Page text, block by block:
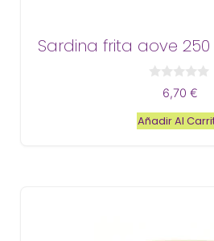
Sardina frita aove
e
5
6,70 €
Añadir Al